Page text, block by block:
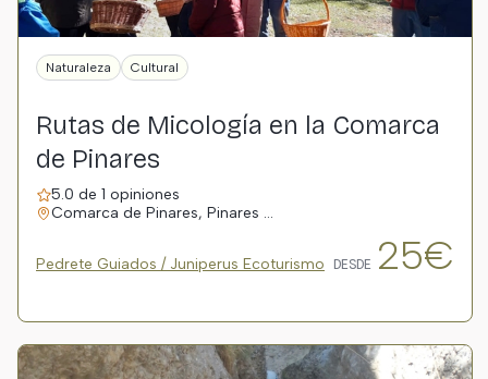
Naturaleza Cultural
Rutas de Micología en la Comarca
de Pinares
5.0 de 1 opiniones
Comarca de Pinares, Pinares …
Pedrete Guiados / Juniperus Ecoturismo DESDE 25€